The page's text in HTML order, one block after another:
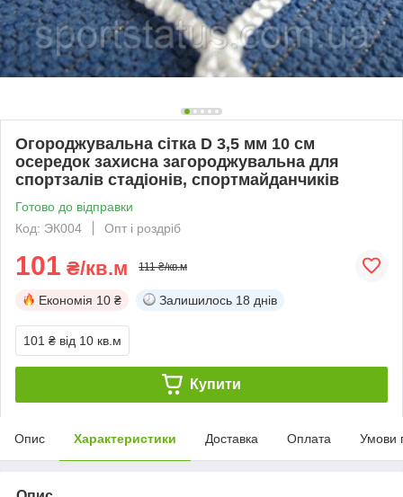
Огороджувальна сітка D 3,5 мм 10 см
осередок захисна загороджувальна для
спортзалів стадіонів, спортмайданчиків
Готово до відправки
Код: ЭК004
Опт і роздріб
101 ₴/кв.м 111 ₴/кв.м
Економія 10 ₴ Залишилось 18 днів
101 ₴ від 10 кв.м
Купити
Опис Характеристики Доставка Оплата Умови